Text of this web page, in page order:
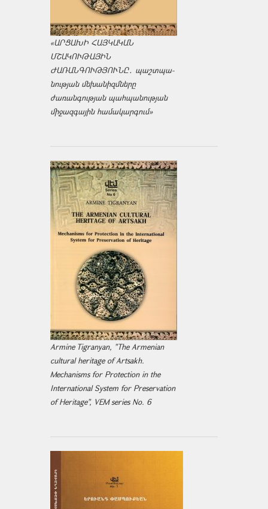
«ԱՐՑԱԽԻ ՀԱՅԿԱԿԱՆ
ՄՇԱԿՈՒԹԱՅԻՆ
ԺԱՌԱՆԳՈՒԹՅՈՒՆԸ․ պաշտպա­
նության մեխանիզմները
ժառանգության պահպանության
միջազ­գային համակարգում»
Armine Tigranyan, "The Armenian
cultural heritage of Artsakh.
Mechanisms for Protection in the
International System for Preservation
of Heritage", VEM series No. 6